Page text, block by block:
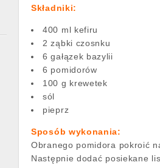
Składniki:
400 ml kefiru
2 ząbki czosnku
6 gałązek bazylii
6 pomidorów
100 g krewetek
sól
pieprz
Sposób wykonania:
Obranego pomidora pokroić
Następnie dodać posiekane